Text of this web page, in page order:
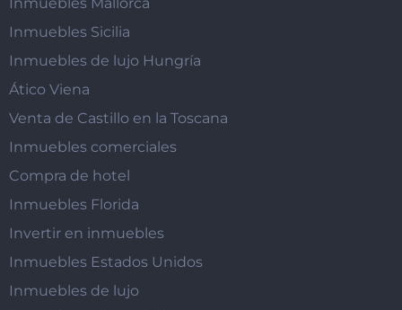
Inmuebles Sicilia
Inmuebles de lujo Hungría
Ático Viena
Venta de Castillo en la Toscana
Inmuebles comerciales
Compra de hotel
Inmuebles Florida
Invertir en inmuebles
Inmuebles Estados Unidos
Inmuebles de lujo